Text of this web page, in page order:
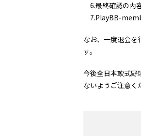
6.最終確認の内
7.PlayBB-
なお、一度退会を
す。
今後全日本軟式野
ないようご注意く